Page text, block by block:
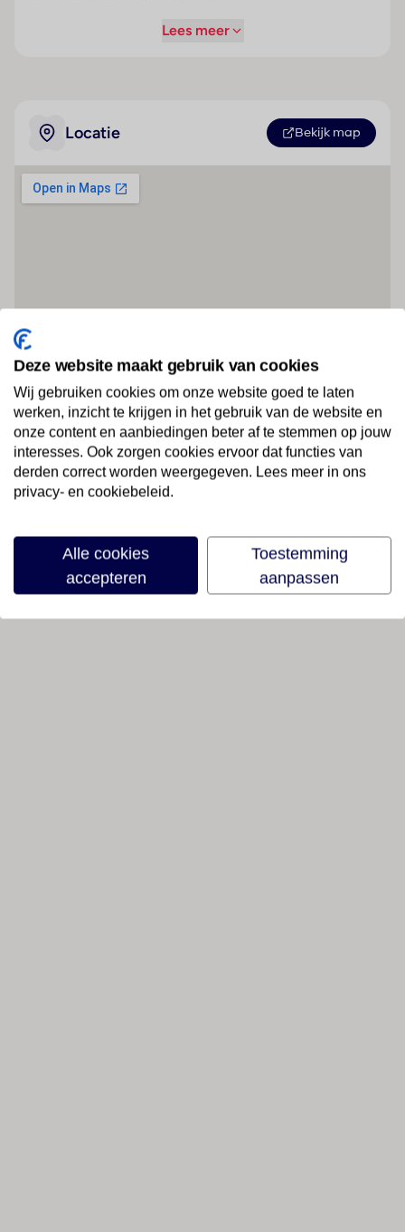
Lees meer
Locatie Bekijk map
Deze website maakt gebruik van cookies
Wij gebruiken cookies om onze website goed te laten
werken, inzicht te krijgen in het gebruik van de website en
onze content en aanbiedingen beter af te stemmen op jouw
interesses. Ook zorgen cookies ervoor dat functies van
derden correct worden weergegeven. Lees meer in ons
privacy- en cookiebeleid.
Alle cookies
accepteren
Toestemming
aanpassen